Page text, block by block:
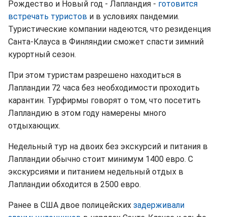
Рождество и Новый год - Лапландия - готовится
встречать туристов и в условиях пандемии.
Туристические компании надеются, что резиденция
Санта-Клауса в Финляндии сможет спасти зимний
курортный сезон.
При этом туристам разрешено находиться в
Лапландии 72 часа без необходимости проходить
карантин. Турфирмы говорят о том, что посетить
Лапландию в этом году намерены много
отдыхающих.
Недельный тур на двоих без экскурсий и питания в
Лапландии обычно стоит минимум 1400 евро. С
экскурсиями и питанием недельный отдых в
Лапландии обходится в 2500 евро.
Ранее в США двое полицейских задерживали